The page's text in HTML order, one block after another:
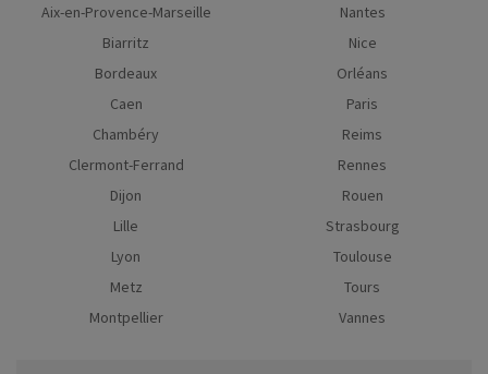
Aix-en-Provence-Marseille
Biarritz
Bordeaux
Caen
Chambéry
Clermont-Ferrand
Dijon
Lille
Lyon
Metz
Montpellier
Nantes
Nice
Orléans
Paris
Reims
Rennes
Rouen
Strasbourg
Toulouse
Tours
Vannes